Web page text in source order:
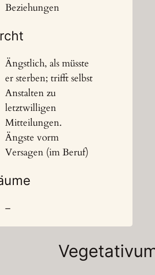
Beziehungen
Ängstlich, als müsste
er sterben; trifft selbst
Anstalten zu
letztwilligen
Mitteilungen.
Ängste vorm
Versagen (im Beruf)
–